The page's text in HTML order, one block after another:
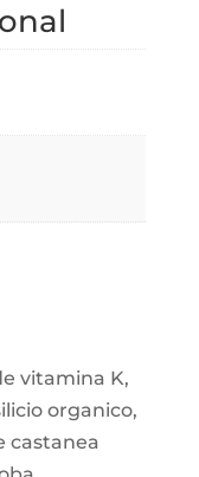
vitamina K,
organico,
castanea